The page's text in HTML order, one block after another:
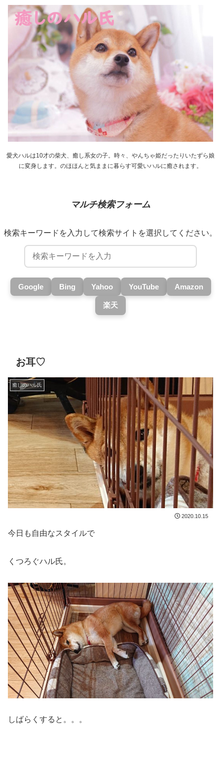
愛犬ハルは10才の柴犬、癒し系女の子。時々、やんちゃ姫だったりいたずら娘
に変身します。のほほんと気ままに暮らす可愛いハルに癒されます。
マルチ検索フォーム
検索キーワードを入力して検索サイトを選択してください。
Google Bing Yahoo YouTube Amazon
楽天
お耳♡
癒しのハル氏
2020.10.15
今日も自由なスタイルで
くつろぐハル氏。
しばらくすると。。。